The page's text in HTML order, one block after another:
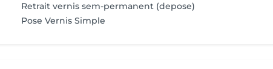
Retrait vernis sem-permanent (depose)
Pose Vernis Simple